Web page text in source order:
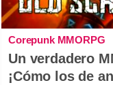
Corepunk MMORPG
Un verdadero
¡Cómo los de